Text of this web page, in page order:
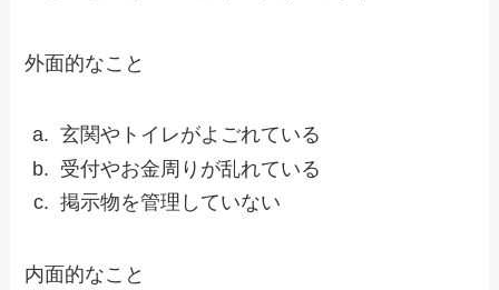
外面的なこと
玄関やトイレがよごれている
受付やお金周りが乱れている
掲示物を管理していない
内面的なこと